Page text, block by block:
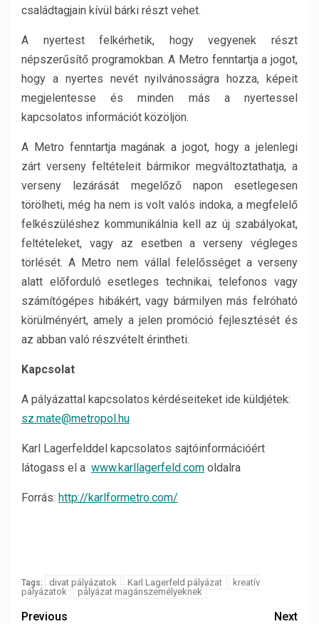
családtagjain kívül bárki részt vehet.
A nyertest felkérhetik, hogy vegyenek részt
népszerűsítő programokban. A Metro fenntartja a jogot,
hogy a nyertes nevét nyilvánosságra hozza, képeit
megjelentesse és minden más a nyertessel
kapcsolatos információt közöljön.
A Metro fenntartja magának a jogot, hogy a jelenlegi
zárt verseny feltételeit bármikor megváltoztathatja, a
verseny lezárását megelőző napon esetlegesen
törölheti, még ha nem is volt valós indoka, a megfelelő
felkészüléshez kommunikálnia kell az új szabályokat,
feltételeket, vagy az esetben a verseny végleges
törlését. A Metro nem vállal felelősséget a verseny
alatt előforduló esetleges technikai, telefonos vagy
számítógépes hibákért, vagy bármilyen más felróható
körülményért, amely a jelen promóció fejlesztését és
az abban való részvételt érintheti.
Kapcsolat
A pályázattal kapcsolatos kérdéseiteket ide küldjétek:
sz.mate@metropol.hu
Karl Lagerfelddel kapcsolatos sajtóinformációért
látogass el a www.karllagerfeld.com oldalra
Forrás: http://karlformetro.com/
Tags: divat pályázatok Karl Lagerfeld pályázat
kreatív
pályázatok
pályázat magánszemélyeknek
Previous
Next